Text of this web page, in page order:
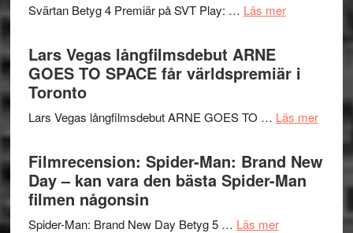
en
i
kan
Svärtan Betyg 4 Premiär på SVT Play: … Läs merom
tv-
serie:
–
om
människans
Lars Vegas långfilmsdebut ARNE
GOES TO SPACE får världspremiär i
Toronto
Lars Vegas långfilmsdebut ARNE GOES TO … Läs merom
Vegas
ARNE
GOES
Filmrecension: Spider-Man: Brand New
Day – kan vara den bästa Spider-Man
filmen någonsin
Spider-Man: Brand New Day Betyg 5 … Läs merom